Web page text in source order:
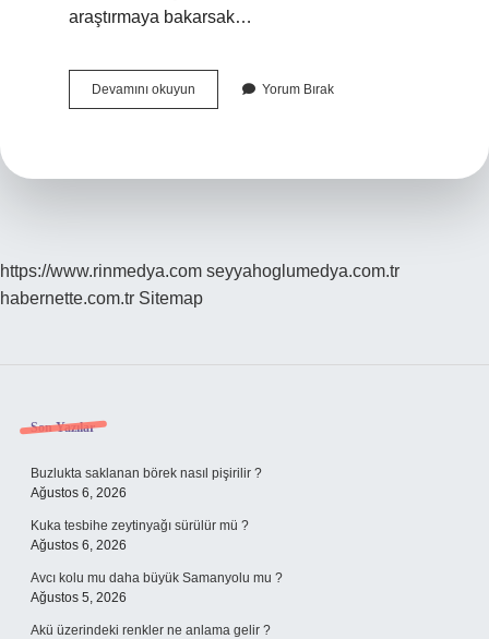
araştırmaya bakarsak…
Devamını okuyun
Havalı
Yorum Bırak
https://www.rinmedya.com seyyahoglumedya.com.tr
habernette.com.tr Sitemap
Sidebar
Son Yazılar
Buzlukta saklanan börek nasıl pişirilir ?
Ağustos 6, 2026
Kuka tesbihe zeytinyağı sürülür mü ?
Ağustos 6, 2026
Avcı kolu mu daha büyük Samanyolu mu ?
Ağustos 5, 2026
Akü üzerindeki renkler ne anlama gelir ?